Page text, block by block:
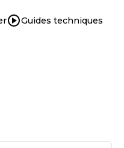
Guides techniques